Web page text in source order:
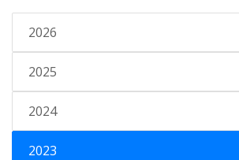
2026
2025
2024
2023